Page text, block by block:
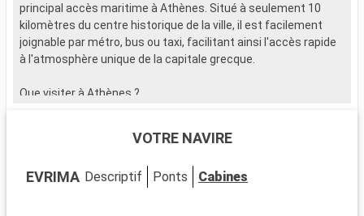
principal accès maritime à Athènes. Situé à seulement 10
kilomètres du centre historique de la ville, il est facilement
joignable par métro, bus ou taxi, facilitant ainsi l'accès rapide
à l'atmosphère unique de la capitale grecque.
Que visiter à Athènes ?
monuments antiques et son musée, domine
ruelles pittoresques, est idéal pour savourer des spécialités
VOTRE NAVIRE
EVRIMA Descriptif Ponts Cabines